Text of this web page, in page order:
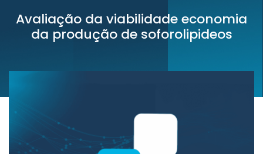
Avaliação da viabilidade economia
da produção de soforolipideos